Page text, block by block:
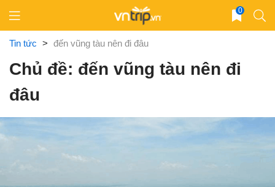
content
0
Tin tức > đến vũng tàu nên đi đâu
Chủ đề: đến vũng tàu nên đi
đâu